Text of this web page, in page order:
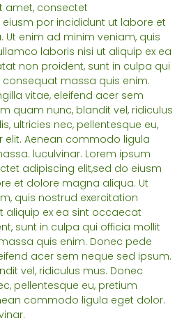
amet, consectet
por incididunt ut labore et
enim ad minim veniam, quis
laboris nisi ut aliquip ex ea
non proident, sunt in culpa qui
massa quis enim.
vitae, eleifend acer sem
quam nunc, blandit vel, ridiculus
ultricies nec, pellentesque eu,
elit. Aenean commodo ligula
luculvinar. Lorem ipsum
adipiscing elit,sed do eiusm
et dolore magna aliqua. Ut
quis nostrud exercitation
aliquip ex ea sint occaecat
sunt in culpa qui officia mollit
quis enim. Donec pede
acer sem neque sed ipsum.
vel, ridiculus mus. Donec
pellentesque eu, pretium
commodo ligula eget dolor.